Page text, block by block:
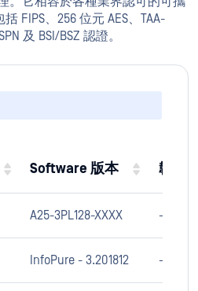
FIPS、256 位元 AES、TAA-
及 BSI/BSZ 認證。
Software 版本 韌體
A25-3PL128-XXXX -
InfoPure - 3.201812 -